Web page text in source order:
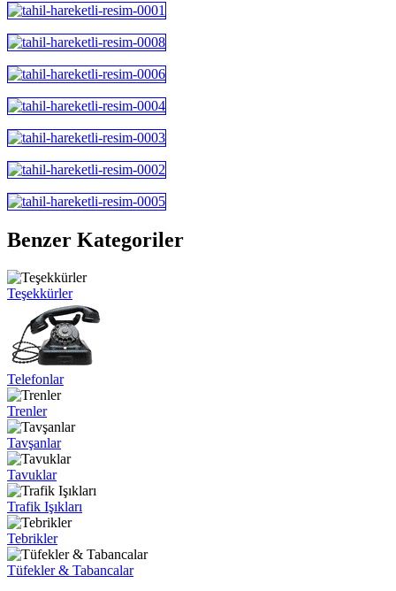
Benzer Kategoriler
Teşekkürler
Telefonlar
Trenler
Tavşanlar
Tavuklar
Trafik Işıkları
Tebrikler
Tüfekler & Tabancalar